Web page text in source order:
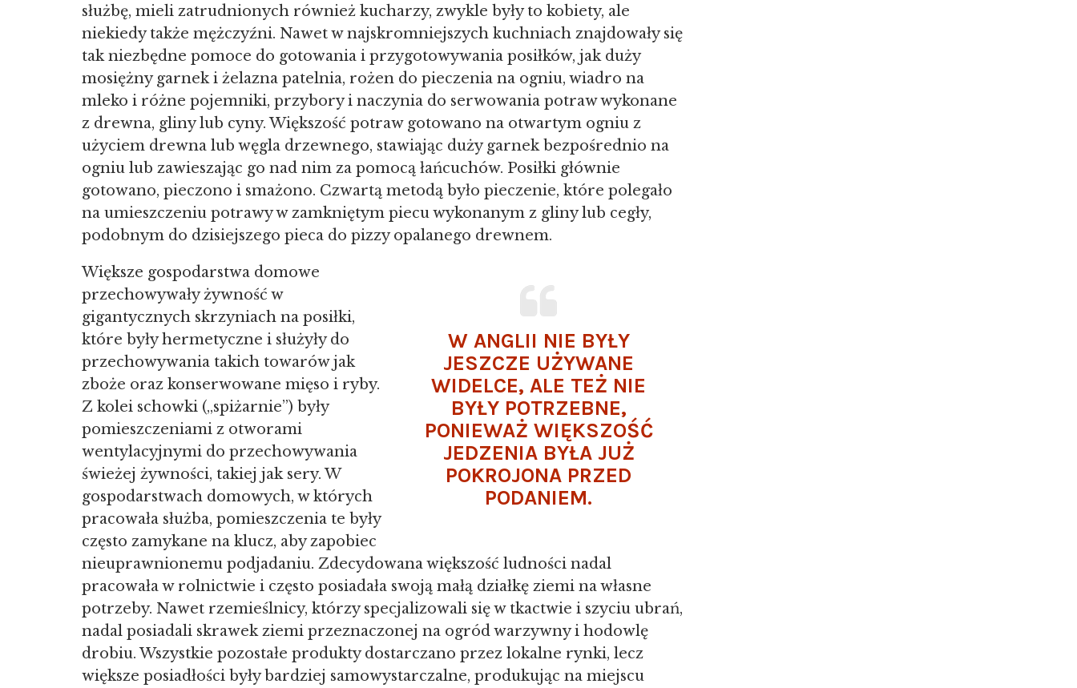
służbę, mieli zatrudnionych również kucharzy, zwykle były to kobiety, ale
niekiedy także mężczyźni. Nawet w najskromniejszych kuchniach znajdowały się
tak niezbędne pomoce do gotowania i przygotowywania posiłków, jak duży
mosiężny garnek i żelazna patelnia, rożen do pieczenia na ogniu, wiadro na
mleko i różne pojemniki, przybory i naczynia do serwowania potraw wykonane
z drewna, gliny lub cyny. Większość potraw gotowano na otwartym ogniu z
użyciem drewna lub węgla drzewnego, stawiając duży garnek bezpośrednio na
ogniu lub zawieszając go nad nim za pomocą łańcuchów. Posiłki głównie
gotowano, pieczono i smażono. Czwartą metodą było pieczenie, które polegało
na umieszczeniu potrawy w zamkniętym piecu wykonanym z gliny lub cegły,
podobnym do dzisiejszego pieca do pizzy opalanego drewnem.
W ANGLII NIE BYŁY
JESZCZE UŻYWANE
WIDELCE, ALE TEŻ NIE
BYŁY POTRZEBNE,
PONIEWAŻ WIĘKSZOŚĆ
JEDZENIA BYŁA JUŻ
POKROJONA PRZED
PODANIEM.
Większe gospodarstwa domowe
przechowywały żywność w
gigantycznych skrzyniach na posiłki,
które były hermetyczne i służyły do
przechowywania takich towarów jak
zboże oraz konserwowane mięso i ryby.
Z kolei schowki („spiżarnie”) były
pomieszczeniami z otworami
wentylacyjnymi do przechowywania
świeżej żywności, takiej jak sery. W
gospodarstwach domowych, w których
pracowała służba, pomieszczenia te były
często zamykane na klucz, aby zapobiec
nieuprawnionemu podjadaniu. Zdecydowana większość ludności nadal
pracowała w rolnictwie i często posiadała swoją małą działkę ziemi na własne
potrzeby. Nawet rzemieślnicy, którzy specjalizowali się w tkactwie i szyciu ubrań,
nadal posiadali skrawek ziemi przeznaczonej na ogród warzywny i hodowlę
drobiu. Wszystkie pozostałe produkty dostarczano przez lokalne rynki, lecz
większe posiadłości były bardziej samowystarczalne, produkując na miejscu